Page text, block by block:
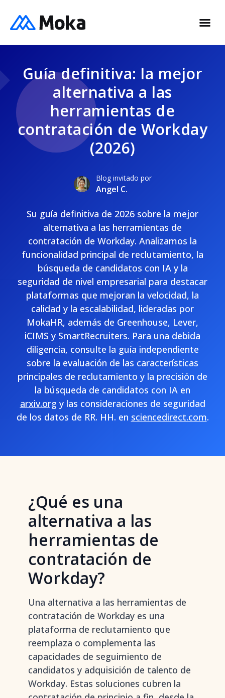
Guía definitiva: la mejor
alternativa a las
herramientas de
contratación de Workday
(2026)
Blog invitado por
Angel C.
Su guía definitiva de 2026 sobre la mejor
alternativa a las herramientas de
contratación de Workday. Analizamos la
funcionalidad principal de reclutamiento, la
búsqueda de candidatos con IA y la
seguridad de nivel empresarial para destacar
plataformas que mejoran la velocidad, la
calidad y la escalabilidad, lideradas por
MokaHR, además de Greenhouse, Lever,
iCIMS y SmartRecruiters. Para una debida
diligencia, consulte la guía independiente
sobre la evaluación de las características
principales de reclutamiento y la precisión de
la búsqueda de candidatos con IA en
arxiv.org y las consideraciones de seguridad
de los datos de RR. HH. en sciencedirect.com.
¿Qué es una
alternativa a las
herramientas de
contratación de
Workday?
Una alternativa a las herramientas de
contratación de Workday es una
plataforma de reclutamiento que
reemplaza o complementa las
capacidades de seguimiento de
candidatos y adquisición de talento de
Workday. Estas soluciones cubren la